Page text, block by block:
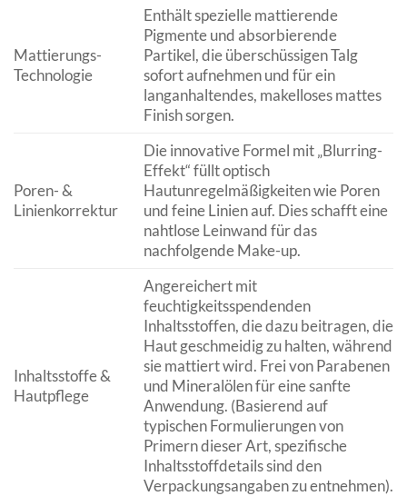
Mattierungs-
Technologie
Enthält spezielle mattierende
Pigmente und absorbierende
Partikel, die überschüssigen Talg
sofort aufnehmen und für ein
langanhaltendes, makelloses mattes
Finish sorgen.
Poren- &
Linienkorrektur
Die innovative Formel mit „Blurring-
Effekt“ füllt optisch
Hautunregelmäßigkeiten wie Poren
und feine Linien auf. Dies schafft eine
nahtlose Leinwand für das
nachfolgende Make-up.
Inhaltsstoffe &
Hautpflege
Angereichert mit
feuchtigkeitsspendenden
Inhaltsstoffen, die dazu beitragen, die
Haut geschmeidig zu halten, während
sie mattiert wird. Frei von Parabenen
und Mineralölen für eine sanfte
Anwendung. (Basierend auf
typischen Formulierungen von
Primern dieser Art, spezifische
Inhaltsstoffdetails sind den
Verpackungsangaben zu entnehmen).